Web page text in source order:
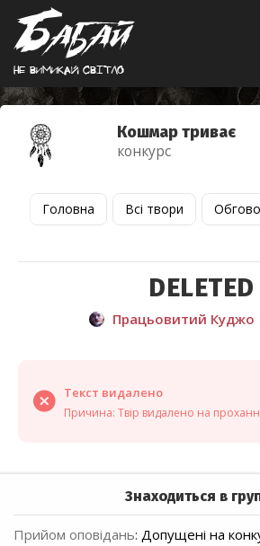
Не вимикай свiтло
Кошмар триває
конкурс
Головна Всі твори
DELETED
Працьовитий Куджо
Текст видалено
Причина: Твір видалено на
Знаходиться в
Прийом оповідань: Допущені на